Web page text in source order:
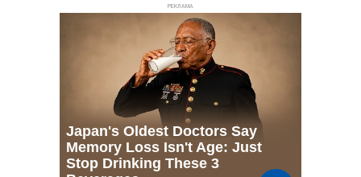
РЕКЛАМА